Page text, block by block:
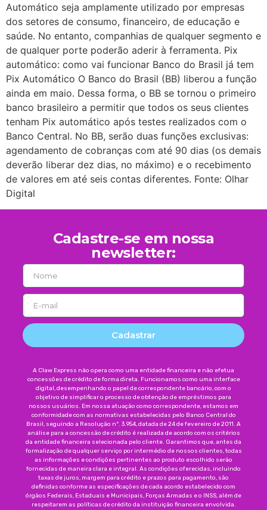
Automático seja amplamente utilizado por empresas
dos setores de consumo, financeiro, de educação e
saúde. No entanto, companhias de qualquer segmento e
de qualquer porte poderão aderir à ferramenta. Pix
automático: como vai funcionar Banco do Brasil já tem
Pix Automático O Banco do Brasil (BB) liberou a função
ainda em maio. Dessa forma, o BB se tornou o primeiro
banco brasileiro a permitir que todos os seus clientes
tenham Pix automático após testes realizados com o
Banco Central. No BB, serão duas funções exclusivas:
agendamento de cobranças com até 90 dias (os demais
deverão liberar dez dias, no máximo) e o recebimento
de valores em até seis contas diferentes. Fonte: Olhar
Digital
Cadastre-se em nossa
newsletter:
Cadastrar
A Claw Express não opera como uma entidade financeira e não efetua
concessões de crédito de forma direta. Funcionamos como uma interface
digital, desempenhando o papel de correspondente bancário, com o
objetivo de simplificar o processo de obtenção de empréstimos para
nossos usuários. Em nossa atuação como correspondente, estamos em
conformidade com as normativas estabelecidas pelo Banco Central do
Brasil, seguindo a Resolução nº. 3.954, datada de 24 de fevereiro de 2011. A
análise para a concessão de crédito é realizada de acordo com os critérios
da entidade financeira selecionada pelo cliente. Garantimos que, antes da
formalização de qualquer serviço por intermédio de nossos clientes, todas
as informações e condições pertinentes ao produto escolhido serão
fornecidas de maneira clara e integral. As condições oferecidas, incluindo
taxas de juros, margem para crédito e prazos para pagamento, são
definidas conforme as especificações de cada acordo estabelecido com
órgãos Federais, Estaduais e Municipais, Forças Armadas e o INSS, além de
respeitarem as políticas de crédito da instituição financeira envolvida.